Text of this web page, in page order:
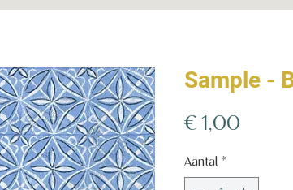
Sample -
€ 1,00
Aantal *